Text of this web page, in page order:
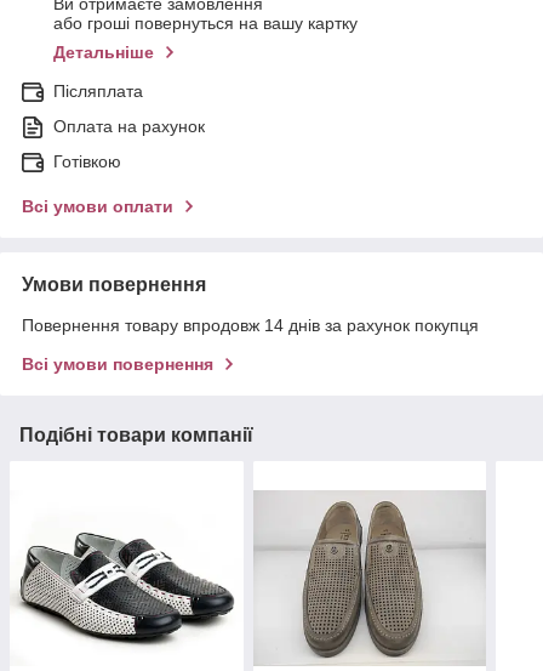
Ви отримаєте замовлення
або гроші повернуться на вашу картку
Детальніше
Післяплата
Оплата на рахунок
Готівкою
Всі умови оплати
Умови повернення
Повернення товару впродовж 14 днів за рахунок покупця
Всі умови повернення
Подібні товари компанії